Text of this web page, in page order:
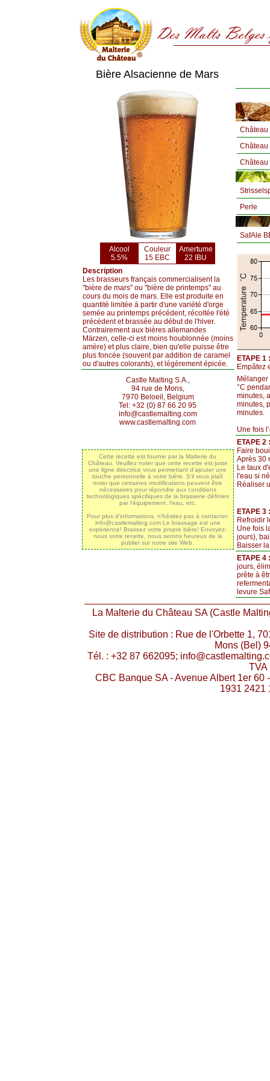
Bière Alsacienne de Mars
Alcool
5.5%
Couleur
15 EBC
Amertume
22 IBU
Description
Les brasseurs français commercialisent la
"bière de mars" ou "bière de printemps" au
cours du mois de mars. Elle est produite en
quantité limitée à partir d'une variété d'orge
semée au printemps précédent, récoltée l'été
précédent et brassée au début de l'hiver.
Contrairement aux bières allemandes
Märzen, celle-ci est moins houblonnée (moins
amère) et plus claire, bien qu'elle puisse être
plus foncée (souvent par addition de caramel
ou d'autres colorants), et légèrement épicée.
Castle Malting S.A.,
94 rue de Mons,
7970 Beloeil, Belgium
Tel: +32 (0) 87 66 20 95
info@castlemalting.com
www.castlemalting.com
Cette recette est fournie par la Malterie du
Château. Veuillez noter que cette recette est juste
une ligne directrice vous permettant d'ajouter une
touche personnelle à votre bière. S'il vous plaît
noter que certaines modifications peuvent être
nécessaires pour répondre aux conditions
technologiques spécifiques de la brasserie définies
par l'équipement, l'eau, etc.
Pour plus d'informations, n'hésitez pas à contacter:
info@castlemalting.com Le brassage est une
expérience! Brassez votre propre bière! Envoyez-
nous votre recette, nous serons heureux de la
publier sur notre site Web.
Château
Perle
SafAle
ETAPE 1
Empâtez
°C
minutes,
minutes,
minutes.
Une fois
ETAPE 2
Faire
Après 30
Le taux
l'eau si
Réaliser
ETAPE
Refroidir
Une fois
jours),
Baisser
ETAPE
jours,
prête à
levure
La Malterie du Château SA (Castle
Site de distribution : Rue de l'Orbette 1,
Mons (Bel)
Tél. : +32 87 662095;
TVA
CBC Banque SA - Avenue Albert 1er 60
1931 2421